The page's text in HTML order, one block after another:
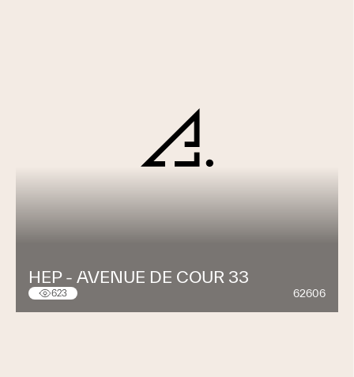
HEP - AVENUE DE COUR 33
623 62606